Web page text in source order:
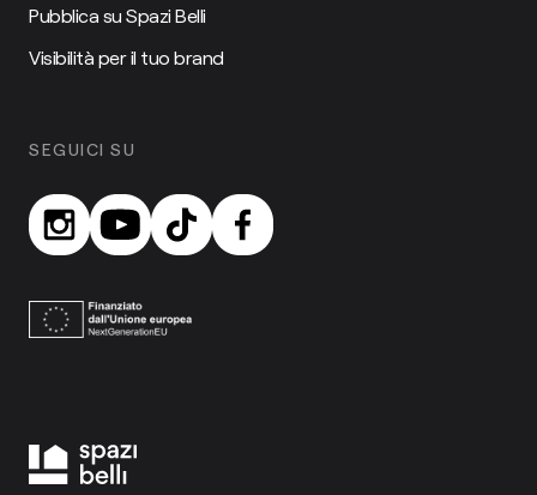
Pubblica su Spazi Belli
Visibilità per il tuo brand
SEGUICI SU